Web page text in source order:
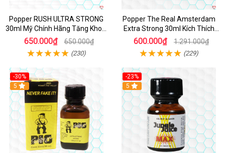
Popper RUSH ULTRA STRONG
30ml Mỹ Chính Hãng Tăng Khoái
Cảm
650.000₫ 650.000₫
(230)
Popper The Real Amsterdam
Extra Strong 30ml Kích Thích
Cường Độ Cao
600.000₫ 1.291.000₫
(229)
-30%
5
-23%
5